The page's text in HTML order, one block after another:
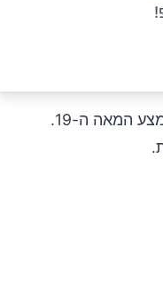
הכריעה היא הדרך בה אבות אבותינו ביצעו את צרכיהם עד אמצע המאה ה-19.